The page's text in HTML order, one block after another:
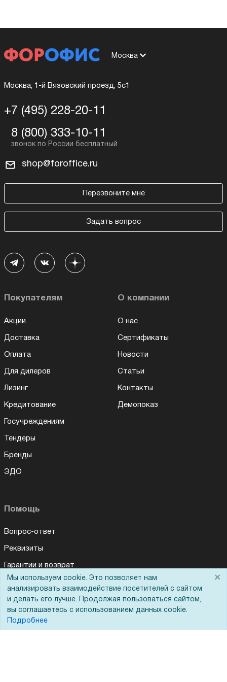
Москва
Москва, 1-й Вязовский проезд, 5с1
+7 (495) 228-20-11
8 (800) 333-10-11
shop@foroffice.ru
Перезвоните мне
Задать вопрос
Покупателям
Акции
Доставка
Оплата
Для дилеров
Лизинг
Кредитование
Госучреждениям
Тендеры
Бренды
ЭДО
О компании
О нас
Сертификаты
Новости
Статьи
Контакты
Демопоказ
Помощь
Вопрос-ответ
Реквизиты
Гарантии и возврат
Сервисный центр
Вакансии
Обратная связь
Для Таможенного союза
Мы используем cookie. Это позволяет нам
анализировать взаимодействие посетителей с сайтом
и делать его лучше. Продолжая пользоваться сайтом,
вы соглашаетесь с использованием данных cookie.
Подробнее
×